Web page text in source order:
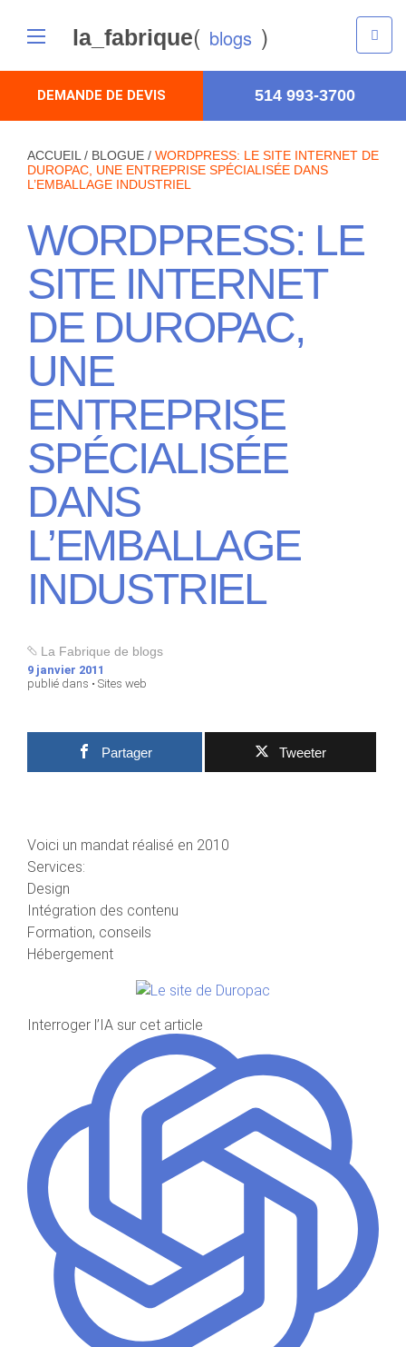
la_fabrique( blogs )
DEMANDE DE DEVIS 514 993-3700
ACCUEIL / BLOGUE / WORDPRESS: LE SITE INTERNET DE
DUROPAC, UNE ENTREPRISE SPÉCIALISÉE DANS
L’EMBALLAGE INDUSTRIEL
WORDPRESS: LE
SITE INTERNET
DE DUROPAC,
UNE
ENTREPRISE
SPÉCIALISÉE
DANS
L’EMBALLAGE
INDUSTRIEL
La Fabrique de blogs
9 janvier 2011
publié dans • Sites web
Partager Tweeter
Voici un mandat réalisé en 2010
Services:
Design
Intégration des contenu
Formation, conseils
Hébergement
Interroger l’IA sur cet article